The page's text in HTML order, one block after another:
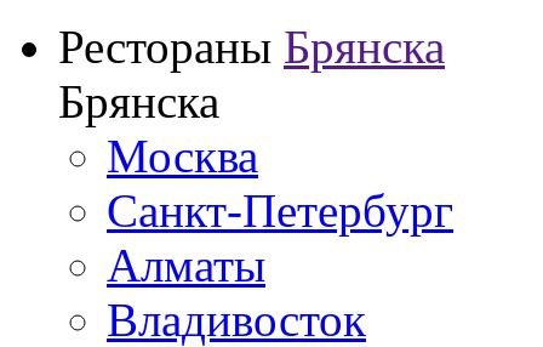
Рестораны Брянска
Брянска
Москва
Санкт-Петербург
Алматы
Владивосток